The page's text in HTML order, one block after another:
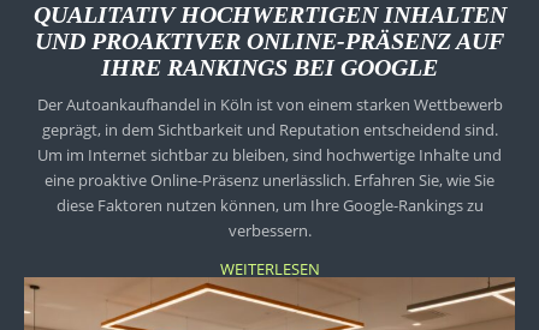
QUALITATIV HOCHWERTIGEN INHALTEN
UND PROAKTIVER ONLINE-PRÄSENZ AUF
IHRE RANKINGS BEI GOOGLE
Der Autoankaufhandel in Köln ist von einem starken Wettbewerb
geprägt, in dem Sichtbarkeit und Reputation entscheidend sind.
Um im Internet sichtbar zu bleiben, sind hochwertige Inhalte und
eine proaktive Online-Präsenz unerlässlich. Erfahren Sie, wie Sie
diese Faktoren nutzen können, um Ihre Google-Rankings zu
verbessern.
WEITERLESEN